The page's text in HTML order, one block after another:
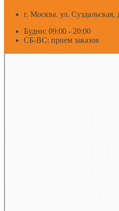
г. Москва. ул.
Будни: 09:00 - 20:00
СБ-ВС: прием заказов